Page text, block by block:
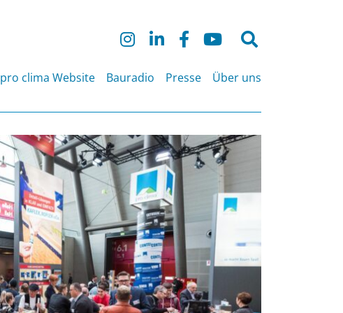
Suche
nach:
pro clima Website Bauradio Presse Über uns